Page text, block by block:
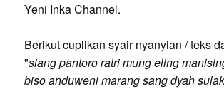
Yeni Inka Channel.
Berikut cuplikan syair nyanyian / teks
"siang pantoro ratri mung eling
biso anduweni marang sang dyah